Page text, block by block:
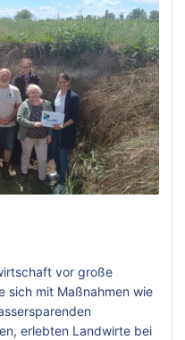
vor große
sich mit Maßnahmen wie
erlebten Landwirte bei